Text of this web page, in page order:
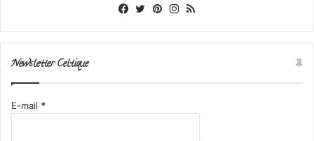
Facebook
X PinterestInstagram
Newsletter Celtique
E-mail *